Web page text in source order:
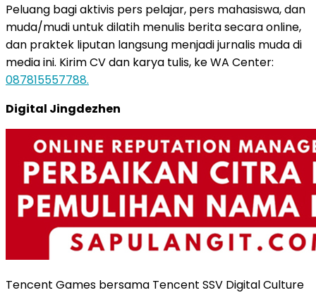
Peluang bagi aktivis pers pelajar, pers mahasiswa, dan
muda/mudi untuk dilatih menulis berita secara online,
dan praktek liputan langsung menjadi jurnalis muda di
media ini. Kirim CV dan karya tulis, ke WA Center:
087815557788.
Digital Jingdezhen
Tencent Games bersama Tencent SSV Digital Culture